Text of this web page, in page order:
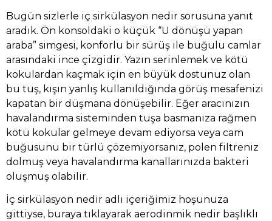
Bugün sizlerle iç sirkülasyon nedir sorusuna yanıt
aradık. Ön konsoldaki o küçük “U dönüşü yapan
araba” simgesi, konforlu bir sürüş ile buğulu camlar
arasındaki ince çizgidir. Yazın serinlemek ve kötü
kokulardan kaçmak için en büyük dostunuz olan
bu tuş, kışın yanlış kullanıldığında görüş mesafenizi
kapatan bir düşmana dönüşebilir. Eğer aracınızın
havalandırma sisteminden tuşa basmanıza rağmen
kötü kokular gelmeye devam ediyorsa veya cam
buğusunu bir türlü çözemiyorsanız, polen filtreniz
dolmuş veya havalandırma kanallarınızda bakteri
oluşmuş olabilir.
İç sirkülasyon nedir adlı içeriğimiz hoşunuza
gittiyse, buraya tıklayarak aerodinmik nedir başlıklı